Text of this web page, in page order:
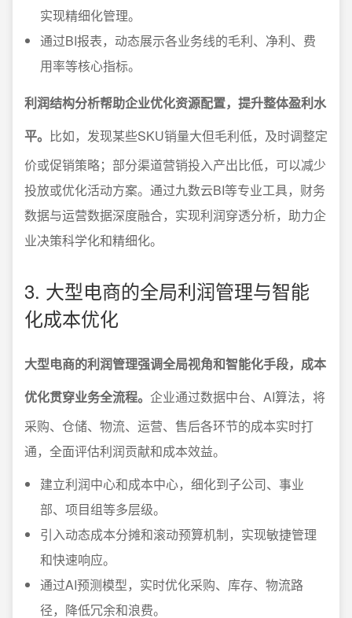
实现精细化管理。
通过BI报表，动态展示各业务线的毛利、净利、费
用率等核心指标。
利润结构分析帮助企业优化资源配置，提升整体盈利水
平。 比如，发现某些SKU销量大但毛利低，及时调整定
价或促销策略；部分渠道营销投入产出比低，可以减少
投放或优化活动方案。通过九数云BI等专业工具，财务
数据与运营数据深度融合，实现利润穿透分析，助力企
业决策科学化和精细化。
3. 大型电商的全局利润管理与智能
化成本优化
大型电商的利润管理强调全局视角和智能化手段，成本
优化贯穿业务全流程。 企业通过数据中台、AI算法，将
采购、仓储、物流、运营、售后各环节的成本实时打
通，全面评估利润贡献和成本效益。
建立利润中心和成本中心，细化到子公司、事业
部、项目组等多层级。
引入动态成本分摊和滚动预算机制，实现敏捷管理
和快速响应。
通过AI预测模型，实时优化采购、库存、物流路
径，降低冗余和浪费。